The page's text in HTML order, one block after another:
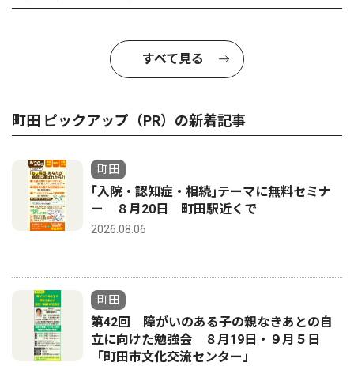
すべて見る
町田 ピックアップ（PR）の新着記事
町田
｢入院・認知症・相続｣テーマに無料セミナ
ー ８月20日 町田駅近くで
2026.08.06
町田
第42回 障がいのある子の親なきあとの自
立に向けた勉強会 ８月19日・９月５日
「町田市文化交流センター」